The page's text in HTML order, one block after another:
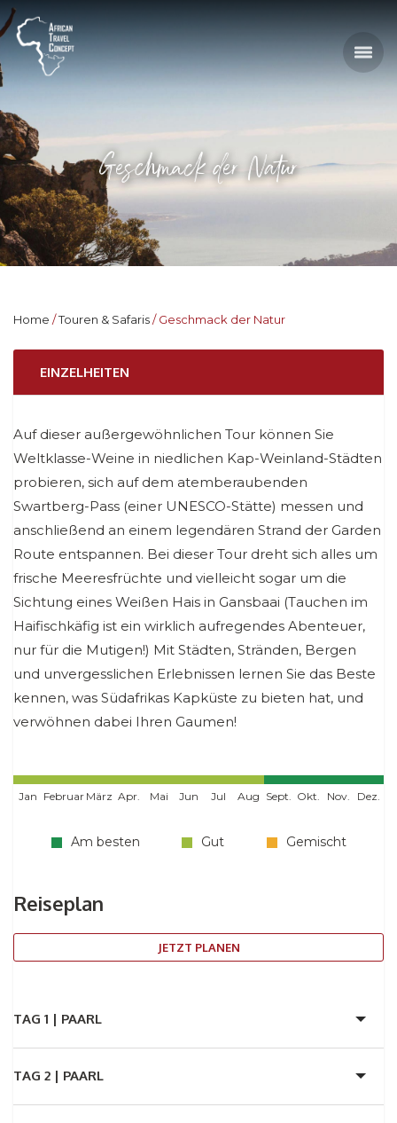
Geschmack der Natur
Home Touren & Safaris Geschmack der Natur
EINZELHEITEN
Auf dieser außergewöhnlichen Tour können Sie
Weltklasse-Weine in niedlichen Kap-Weinland-Städten
probieren, sich auf dem atemberaubenden
Swartberg-Pass (einer UNESCO-Stätte) messen und
anschließend an einem legendären Strand der Garden
Route entspannen. Bei dieser Tour dreht sich alles um
frische Meeresfrüchte und vielleicht sogar um die
Sichtung eines Weißen Hais in Gansbaai (Tauchen im
Haifischkäfig ist ein wirklich aufregendes Abenteuer,
nur für die Mutigen!) Mit Städten, Stränden, Bergen
und unvergesslichen Erlebnissen lernen Sie das Beste
kennen, was Südafrikas Kapküste zu bieten hat, und
verwöhnen dabei Ihren Gaumen!
Jan Februar März Apr. Mai Jun Jul Aug Sept. Okt. Nov. Dez.
Am besten Gut Gemischt
Reiseplan
JETZT PLANEN
TAG 1 | PAARL
TAG 2 | PAARL